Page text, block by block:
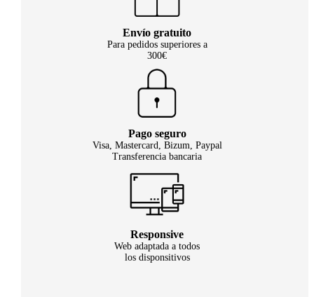
Envío gratuito
Para pedidos superiores a
300€
Pago seguro
Visa, Mastercard, Bizum, Paypal
Transferencia bancaria
Responsive
Web adaptada a todos
los disponsitivos